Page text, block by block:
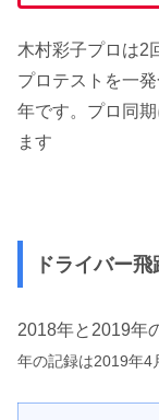
木村彩子プロは2
プロテストを一
年です。プロ同
ます
ドライバー飛
2018年と2019年
年の記録は2019年4